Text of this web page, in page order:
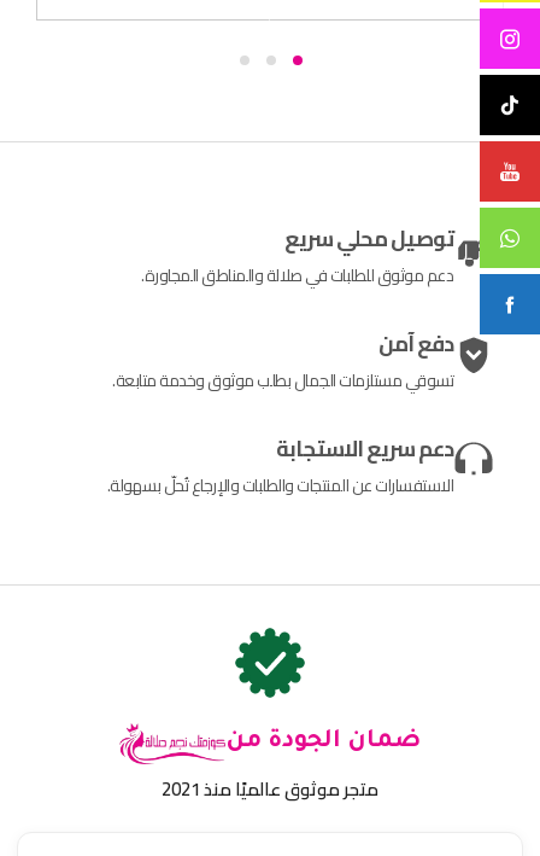
توصيل محلي سريع
دعم موثوق للطلبات في صلالة والمناطق المجاورة.
دفع آمن
تسوقي مستلزمات الجمال بطلب موثوق وخدمة متابعة.
دعم سريع الاستجابة
الاستفسارات عن المنتجات والطلبات والإرجاع تُحلّ بسهولة.
ضمان الجودة من
متجر موثوق عالميًا منذ 2021